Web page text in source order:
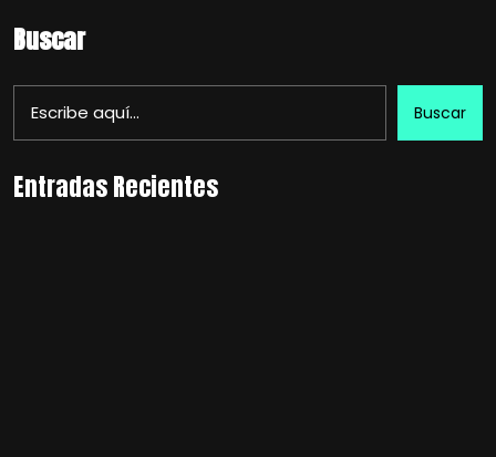
Buscar
Buscar
Entradas Recientes